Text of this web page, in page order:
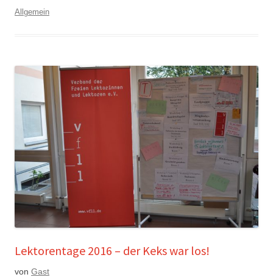
Allgemein
Lektorentage 2016 – der Keks war los!
von Gast